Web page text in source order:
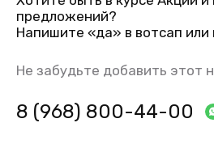
предложений?
Напишите «да» в вотсап или
Не забудьте добавить этот
8 (968) 800-44-00